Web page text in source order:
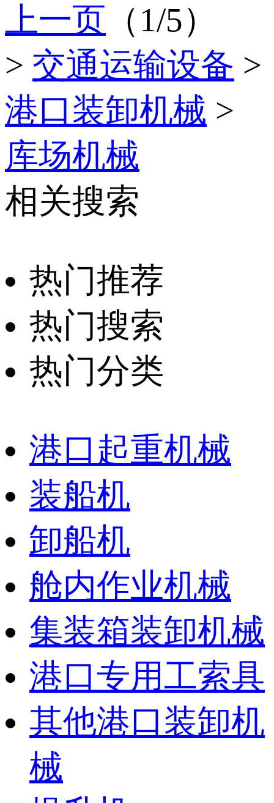
上一页 （1/5）
> 交通运输设备 >
港口装卸机械 >
库场机械
相关搜索
热门推荐
热门搜索
热门分类
港口起重机械
装船机
卸船机
舱内作业机械
集装箱装卸机械
港口专用工索具
其他港口装卸机
械